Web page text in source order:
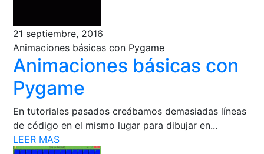
21 septiembre, 2016
Animaciones básicas con Pygame
Animaciones básicas con
Pygame
En tutoriales pasados creábamos demasiadas líneas
de código en el mismo lugar para dibujar en...
LEER MAS